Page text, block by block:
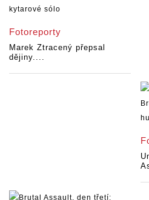
Fotoreporty
Marek Ztracený přepsal
dějiny....